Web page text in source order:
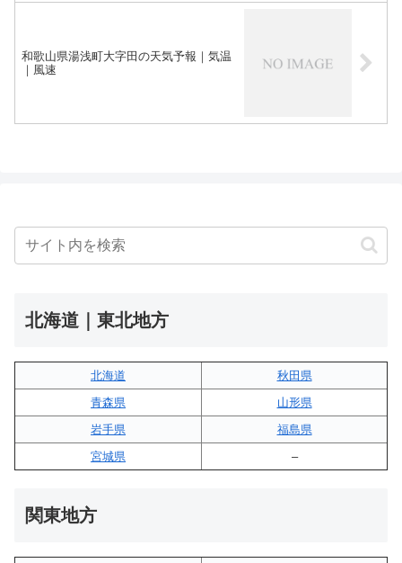
和歌山県湯浅町大字田の天気予報｜気温
｜風速
北海道｜東北地方
北海道
秋田県
青森県
山形県
岩手県
福島県
宮城県
–
関東地方